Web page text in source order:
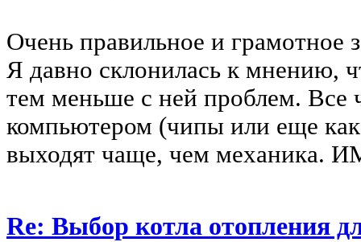
Очень правильное и грамотное
Я давно склонилась к мнению,
тем меньше с ней проблем. Все
компьютером (чипы или еще
выходят чаще, чем механика.
Re: Выбор котла отопления